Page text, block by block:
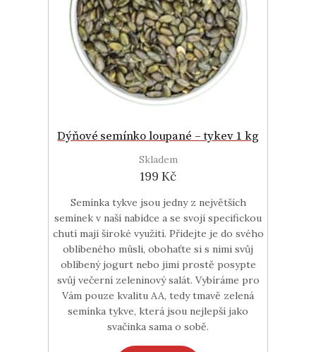
Dýňové semínko loupané – tykev 1 kg
Skladem
199 Kč
Semínka tykve jsou jedny z největších
semínek v naší nabídce a se svojí specifickou
chutí mají široké využití. Přidejte je do svého
oblíbeného müsli, obohaťte si s nimi svůj
oblíbený jogurt nebo jimi prostě posypte
svůj večerní zeleninový salát. Vybíráme pro
Vám pouze kvalitu AA, tedy tmavě zelená
semínka tykve, která jsou nejlepší jako
svačinka sama o sobě.